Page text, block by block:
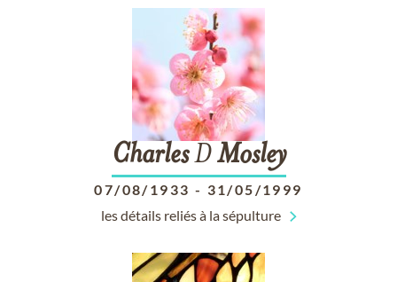
CharlesDMosley
07/08/1933 - 31/05/1999
les détails reliés à la sépulture